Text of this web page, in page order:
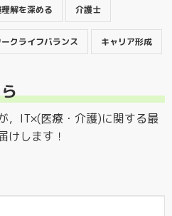
解を深める 介護士
ークライフバランス キャリア形成
，IT×(医療・介護)に関する最
けします！